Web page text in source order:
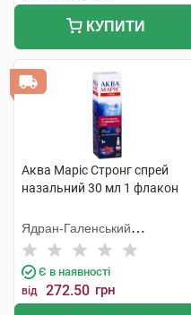
КУПИТИ
Аква Маріс Стронг спрей
назальний 30 мл 1 флакон
Ядран-Галенський
Лабораторій
Є в наявності
від 272.50 грн